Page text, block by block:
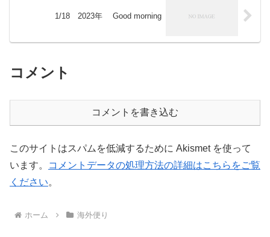
1/18 2023年 Good morning
コメント
コメントを書き込む
このサイトはスパムを低減するために Akismet を使って
います。
コメントデータの処理方法の詳細はこちらをご覧
ください。
ホーム 海外便り